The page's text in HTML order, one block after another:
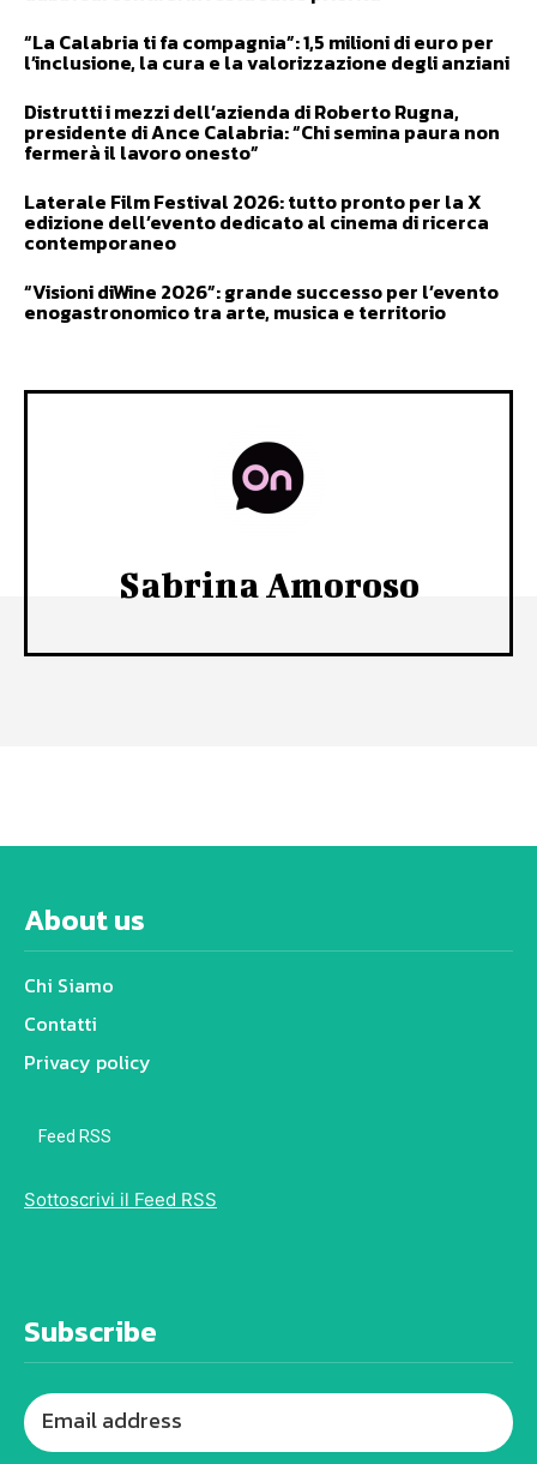
“La Calabria ti fa compagnia”: 1,5 milioni di euro per
l’inclusione, la cura e la valorizzazione degli anziani
Distrutti i mezzi dell’azienda di Roberto Rugna,
presidente di Ance Calabria: “Chi semina paura non
fermerà il lavoro onesto”
Laterale Film Festival 2026: tutto pronto per la X
edizione dell’evento dedicato al cinema di ricerca
contemporaneo
“Visioni diWine 2026”: grande successo per l’evento
enogastronomico tra arte, musica e territorio
Sabrina Amoroso
About us
Chi Siamo
Contatti
Privacy policy
Feed RSS
Sottoscrivi il Feed RSS
Subscribe